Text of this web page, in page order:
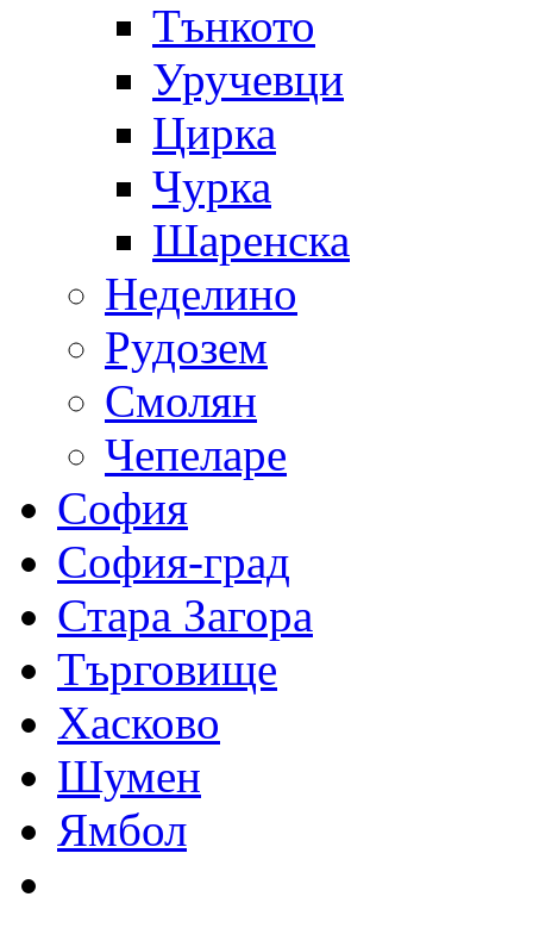
Тънкото
Уручевци
Цирка
Чурка
Шаренска
Неделино
Рудозем
Смолян
Чепеларе
София
София-град
Стара Загора
Търговище
Хасково
Шумен
Ямбол